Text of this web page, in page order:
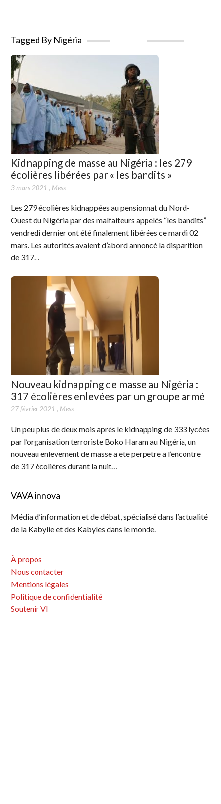
Tagged By Nigéria
Kidnapping de masse au Nigéria : les 279
écolières libérées par « les bandits »
3 mars 2021 , Mess
Les 279 écolières kidnappées au pensionnat du Nord-
Ouest du Nigéria par des malfaiteurs appelés “les bandits”
vendredi dernier ont été finalement libérées ce mardi 02
mars. Les autorités avaient d’abord annoncé la disparition
de 317…
Nouveau kidnapping de masse au Nigéria :
317 écolières enlevées par un groupe armé
27 février 2021 , Mess
Un peu plus de deux mois après le kidnapping de 333 lycées
par l’organisation terroriste Boko Haram au Nigéria, un
nouveau enlèvement de masse a été perpétré à l’encontre
de 317 écolières durant la nuit…
VAVA innova
Média d’information et de débat, spécialisé dans l’actualité
de la Kabylie et des Kabyles dans le monde.
À propos
Nous contacter
Mentions légales
Politique de confidentialité
Soutenir VI